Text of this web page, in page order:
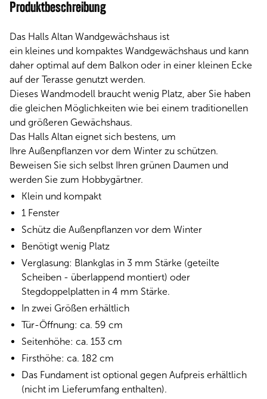
Produktbeschreibung
Das Halls Altan Wandgewächshaus ist
ein kleines und kompaktes Wandgewächshaus und kann
daher optimal auf dem Balkon oder in einer kleinen Ecke
auf der Terasse genutzt werden.
Dieses Wandmodell braucht wenig Platz, aber Sie haben
die gleichen Möglichkeiten wie bei einem traditionellen
und größeren Gewächshaus.
Das Halls Altan eignet sich bestens, um
Ihre Außenpflanzen vor dem Winter zu schützen.
Beweisen Sie sich selbst Ihren grünen Daumen und
werden Sie zum Hobbygärtner.
Klein und kompakt
1 Fenster
Schütz die Außenpflanzen vor dem Winter
Benötigt wenig Platz
Verglasung: Blankglas in 3 mm Stärke (geteilte
Scheiben - überlappend montiert) oder
Stegdoppelplatten in 4 mm Stärke.
In zwei Größen erhältlich
Tür-Öffnung: ca. 59 cm
Seitenhöhe: ca. 153 cm
Firsthöhe: ca. 182 cm
Das Fundament ist optional gegen Aufpreis erhältlich
(nicht im Lieferumfang enthalten).